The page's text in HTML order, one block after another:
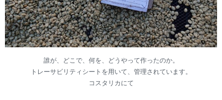
誰が、どこで、何を、どうやって作ったのか。
トレーサビリティシートを用いて、管理されています。
コスタリカにて